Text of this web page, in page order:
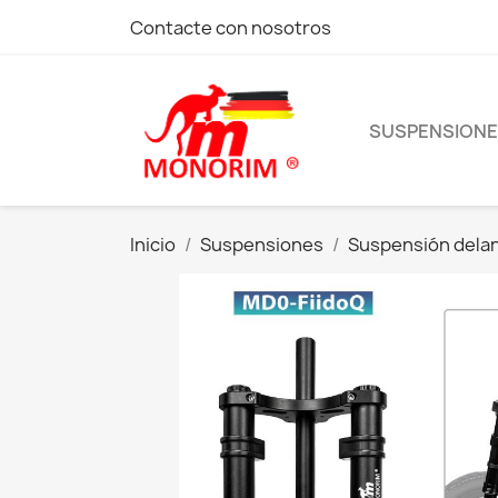
Contacte con nosotros
Inicio Suspensiones Suspensión